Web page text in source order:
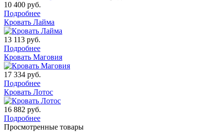
10 400 руб.
Подробнее
Кровать Лайма
13 113 руб.
Подробнее
Кровать Маговия
17 334 руб.
Подробнее
Кровать Лотос
16 882 руб.
Подробнее
Просмотренные товары